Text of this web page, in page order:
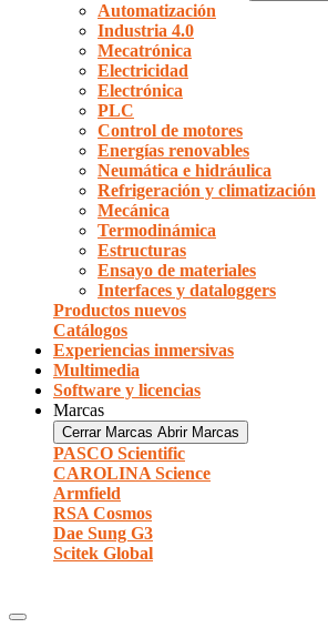
Automatización
Industria 4.0
Mecatrónica
Electricidad
Electrónica
PLC
Control de motores
Energías renovables
Neumática e hidráulica
Refrigeración y climatización
Mecánica
Termodinámica
Estructuras
Ensayo de materiales
Interfaces y dataloggers
Productos nuevos
Catálogos
Experiencias inmersivas
Multimedia
Software y licencias
Marcas
Cerrar Marcas Abrir Marcas
PASCO Scientific
CAROLINA Science
Armfield
RSA Cosmos
Dae Sung G3
Scitek Global